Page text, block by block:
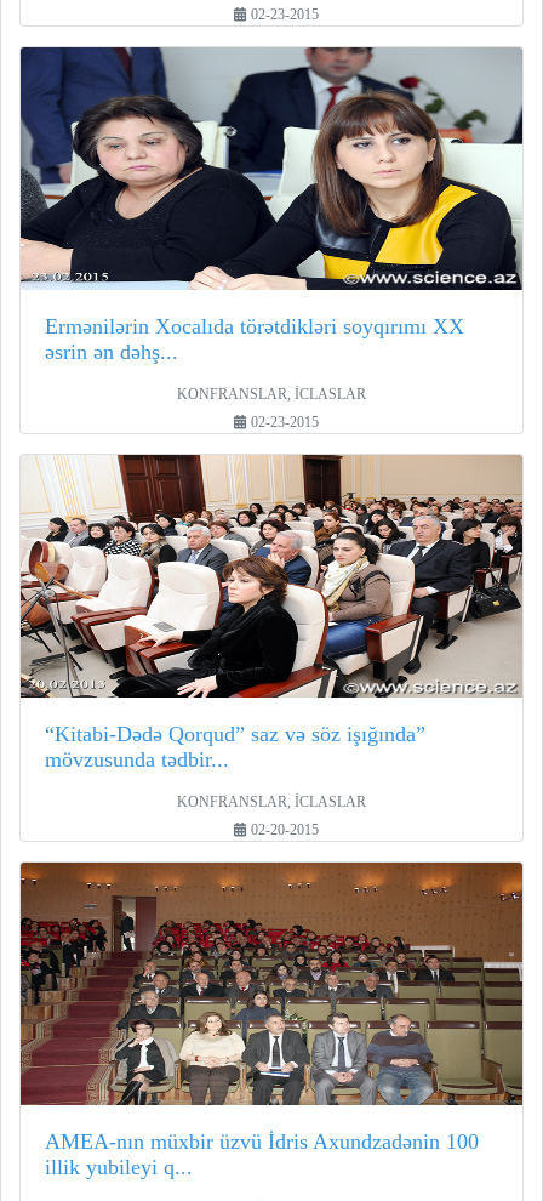
02-23-2015
Ermənilərin Xocalıda törətdikləri soyqırımı XX
əsrin ən dəhş...
KONFRANSLAR, İCLASLAR
02-23-2015
“Kitabi-Dədə Qorqud” saz və söz işığında”
mövzusunda tədbir...
KONFRANSLAR, İCLASLAR
02-20-2015
AMEA-nın müxbir üzvü İdris Axundzadənin 100
illik yubileyi q...